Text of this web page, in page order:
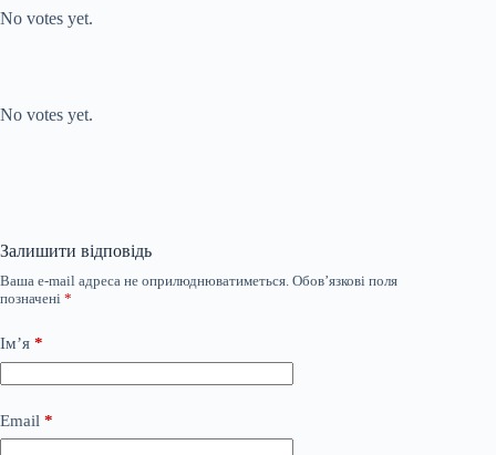
No votes yet.
No votes yet.
Залишити відповідь
Ваша e-mail адреса не оприлюднюватиметься. Обов’язкові поля
позначені *
Ім’я *
Email *